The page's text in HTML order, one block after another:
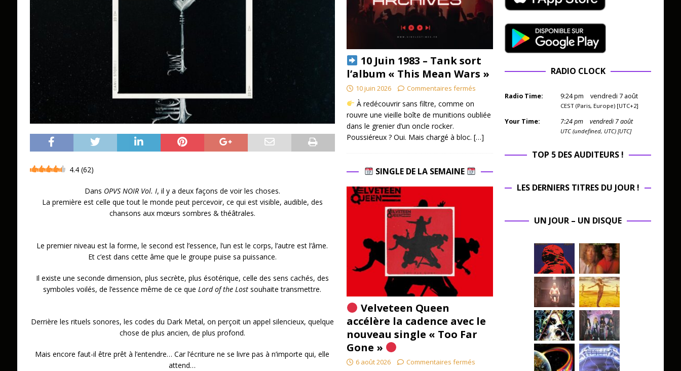
4.4 (62)
Dans OPVS NOIR Vol. I, il y a deux façons de voir les choses.
La première est celle que tout le monde peut percevoir, ce qui est visible, audible, des
chansons aux mœurs sombres & théâtrales.
Le premier niveau est la forme, le second est l’essence, l’un est le corps, l’autre est l’âme.
Et c’est dans cette âme que le groupe puise sa puissance.
Il existe une seconde dimension, plus secrète, plus ésotérique, celle des sens cachés, des
symboles voilés, de l’essence même de ce queLord of the Lost souhaite transmettre.
Derrière les rituels sonores, les codes du Dark Metal, on perçoit un appel silencieux, quelque
chose de plus ancien, de plus profond.
Mais encore faut-il être prêt à l’entendre… Car l’écriture ne se livre pas à n’importe qui, elle
attend…
10 Juin 1983 – Tank sort
l’album « This Mean Wars »
10 juin 2026 Commentaires fermés
À redécouvrir sans filtre, comme on
rouvre une vieille boîte de munitions oubliée
dans le grenier d’un oncle rocker.
Poussiéreux ? Oui. Mais chargé à bloc. […]
SINGLE DE LA SEMAINE
Velveteen Queen
accélère la cadence avec le
nouveau single « Too Far
Gone »
6 août 2026 Commentaires fermés
RADIO CLOCK
Radio Time: 9:24pm vendredi 7 août
CEST (Paris, Europe) [UTC+2]
Your Time: 7:24pm vendredi 7 août
UTC (undefined, UTC) [UTC]
TOP 5 DES AUDITEURS !
LES DERNIERS TITRES DU JOUR !
UN JOUR – UN DISQUE